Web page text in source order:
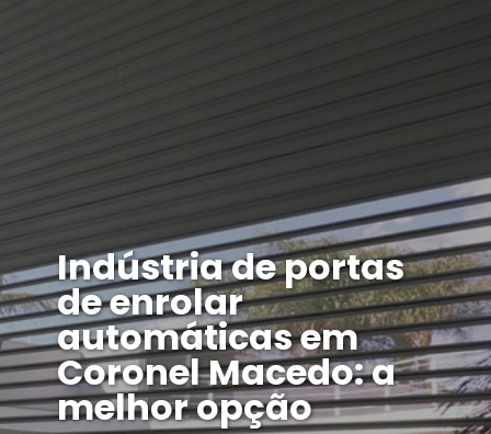
Indústria de portas
de enrolar
automáticas em
Coronel Macedo: a
melhor opção